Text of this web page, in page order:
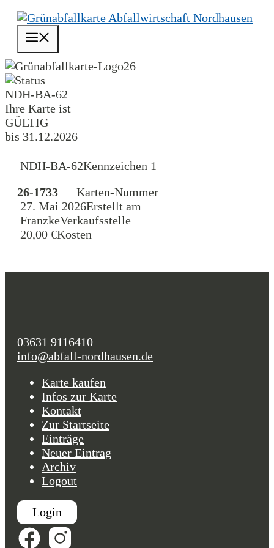
Zum
Inhalt
springen
26
NDH-BA-62
Ihre Karte ist
GÜLTIG
bis 31.12.2026
NDH-BA-62Kennzeichen 1
26-1733
Karten-Nummer
27. Mai 2026Erstellt am
FranzkeVerkaufsstelle
20,00 €Kosten
03631 9116410
info@abfall-nordhausen.de
Karte kaufen
Infos zur Karte
Kontakt
Zur Startseite
Einträge
Neuer Eintrag
Archiv
Logout
Login